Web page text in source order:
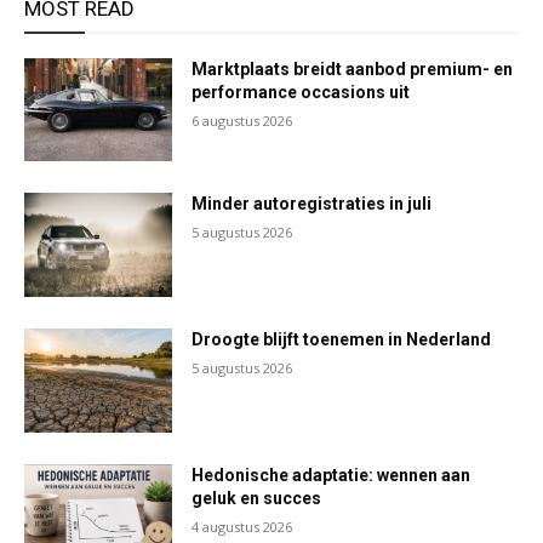
MOST READ
Marktplaats breidt aanbod premium- en
performance occasions uit
6 augustus 2026
Minder autoregistraties in juli
5 augustus 2026
Droogte blijft toenemen in Nederland
5 augustus 2026
Hedonische adaptatie: wennen aan
geluk en succes
4 augustus 2026